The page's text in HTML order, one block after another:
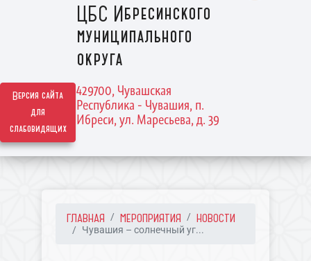
Версия сайта
для
слабовидящих
ЦБС Ибресинского
муниципального
округа
429700, Чувашская
Республика - Чувашия, п.
Ибреси, ул. Маресьева, д. 39
ГЛАВНАЯ МЕРОПРИЯТИЯ НОВОСТИ
Чувашия – солнечный уг...